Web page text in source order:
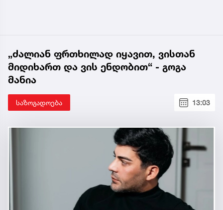
„ძალიან ფრთხილად იყავით, ვისთან
მიდიხართ და ვის ენდობით“ - გოგა
მანია
საზოგადოება 13:03